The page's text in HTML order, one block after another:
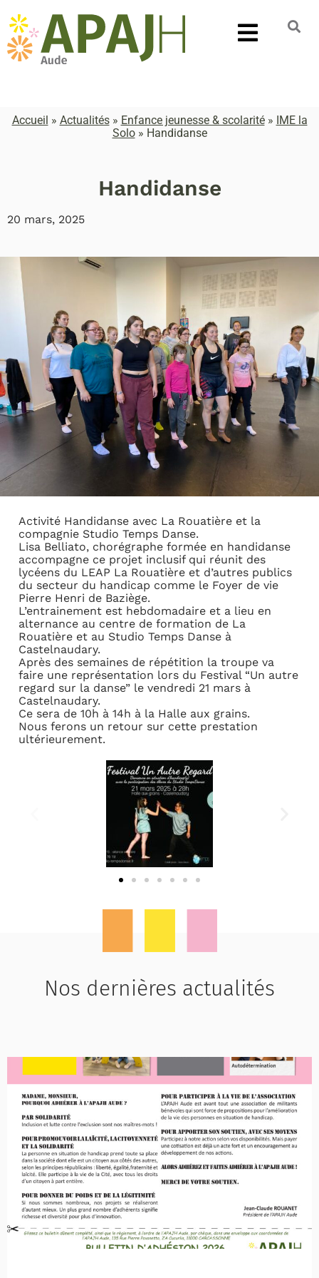
Accueil » Actualités» Enfance jeunesse & scolarité» IME la
Solo» Handidanse
Handidanse
20 mars, 2025
Activité Handidanse avec La Rouatière et la
compagnie Studio Temps Danse.
Lisa Belliato, chorégraphe formée en handidanse
accompagne ce projet inclusif qui réunit des
lycéens du LEAP La Rouatière et d’autres publics
du secteur du handicap comme le Foyer de vie
Pierre Henri de Baziège.
L’entrainement est hebdomadaire et a lieu en
alternance au centre de formation de La
Rouatière et au Studio Temps Danse à
Castelnaudary.
Après des semaines de répétition la troupe va
faire une représentation lors du Festival “Un autre
regard sur la danse” le vendredi 21 mars à
Castelnaudary.
Ce sera de 10h à 14h à la Halle aux grains.
Nous ferons un retour sur cette prestation
ultérieurement.
Nos dernières actualités